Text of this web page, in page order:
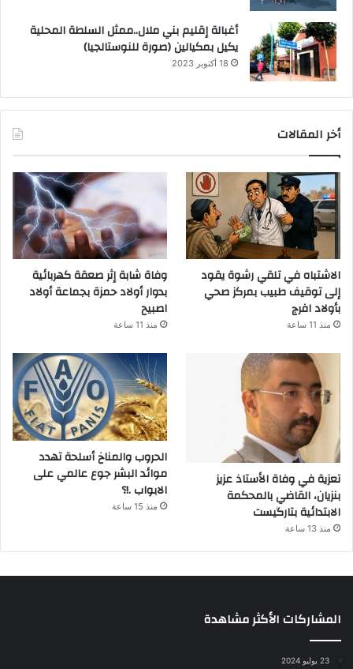
أغبالة إقليم بني ملال..ممثل السلطة المحلية
يكيل بمكيالين (صورة للنوستالجيا)
18 أكتوبر 2023
أخر المقالات
الاشتباه في تلقي رشوة يقود
إلى توقيف طبيب بمركز صحي
بأولاد افرج
منذ 11 ساعة
وفاة شابة إثر صعقة كهربائية
بدوار أولاد حمزة بجماعة أولاد
اصبيح
منذ 11 ساعة
تعزية في وفاة الأستاذ عزيز
بنزيان، القاضي بالمحكمة
الابتدائية بتارگيست
منذ 13 ساعة
الحروب والمناخ أسلحة تهدد
موائد البشر جوع عالمي على
الابواب .!؟
منذ 15 ساعة
المشاركات الأكثر مشاهدة
23 يوليو 2024